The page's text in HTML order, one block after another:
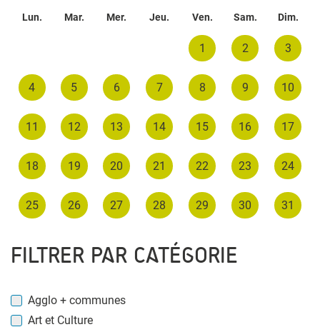
Lun. Mar. Mer. Jeu. Ven. Sam. Dim.
1 2 3
4 5 6 7 8 9 10
11 12 13 14 15 16 17
18 19 20 21 22 23 24
25 26 27 28 29 30 31
FILTRER PAR CATÉGORIE
Agglo + communes
Art et Culture